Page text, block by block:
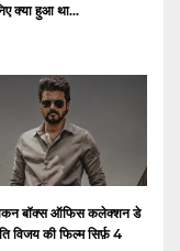
क्या हुआ था...
बॉक्स ऑफिस कलेक्शन डे
विजय की फिल्म सिर्फ़ 4